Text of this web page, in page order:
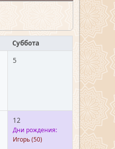
Суббота
5
12
Дни рождения:
Игорь(50)